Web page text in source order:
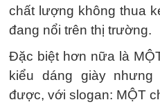
chất lượng không thua
đang nổi trên thị trường.
Đặc biệt hơn nữa là
kiểu dáng giày
được, với slogan: MỘT